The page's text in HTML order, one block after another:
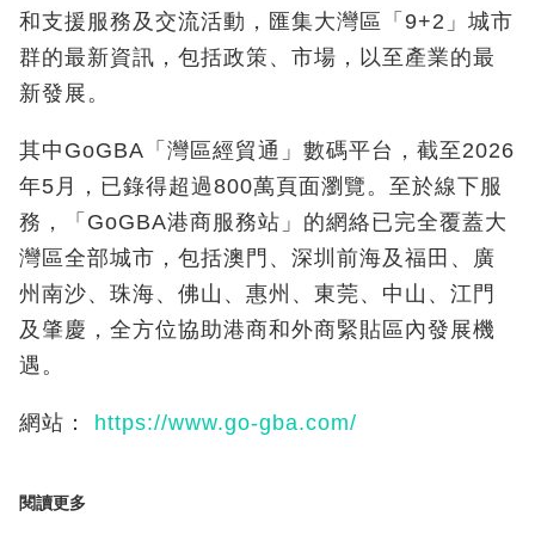
和支援服務及交流活動，匯集大灣區「9+2」城市
群的最新資訊，包括政策、市場，以至產業的最
新發展。
其中GoGBA「灣區經貿通」數碼平台，截至2026
年5月，已錄得超過800萬頁面瀏覽。至於線下服
務，「GoGBA港商服務站」的網絡已完全覆蓋大
灣區全部城市，包括澳門、深圳前海及福田、廣
州南沙、珠海、佛山、惠州、東莞、中山、江門
及肇慶，全方位協助港商和外商緊貼區內發展機
遇。
網站： https://www.go-gba.com/
閱讀更多